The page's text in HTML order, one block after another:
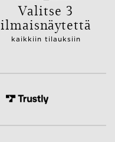
Valitse 3
ilmaisnäytettä
kaikkiin tilauksiin